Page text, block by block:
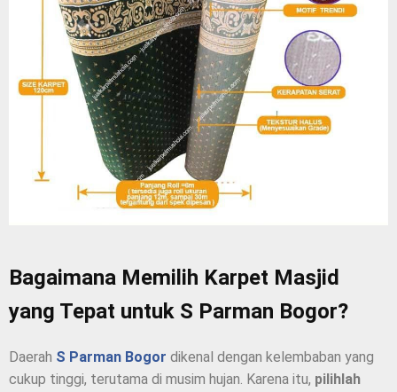
Bagaimana Memilih Karpet Masjid
yang Tepat untuk S Parman Bogor?
Daerah S Parman Bogor dikenal dengan kelembaban yang
cukup tinggi, terutama di musim hujan. Karena itu, pilihlah